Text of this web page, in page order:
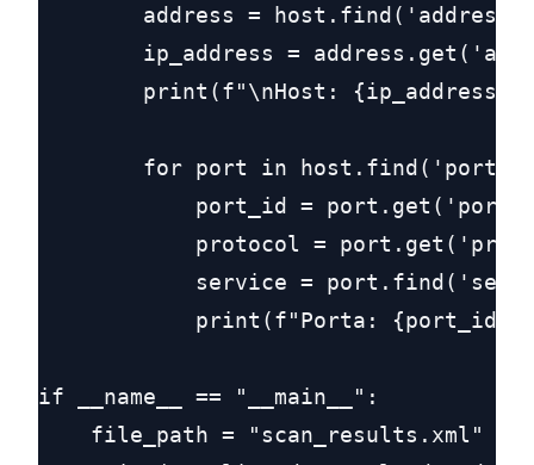
address =
ip_address =
print(f"\nHost:
for port in
port_id =
protocol =
service =
print(f"Porta:
if __name__ == "__main__":
    file_path = "scan_results.xml"